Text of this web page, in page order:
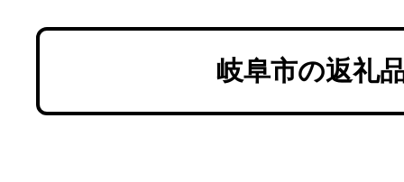
身 最高級 a5 A5 牛 和牛
牛肉 お肉 高級 贈答ギフ
ト 岐阜
身 最
牛肉
岐阜市の返礼